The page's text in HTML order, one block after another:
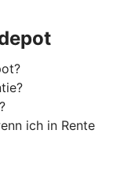
ich in Rente